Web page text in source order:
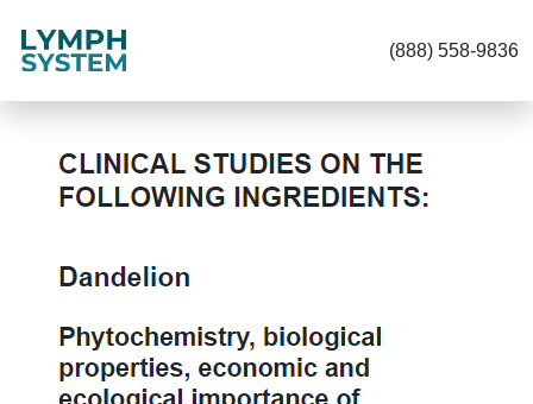
(888) 558-9836